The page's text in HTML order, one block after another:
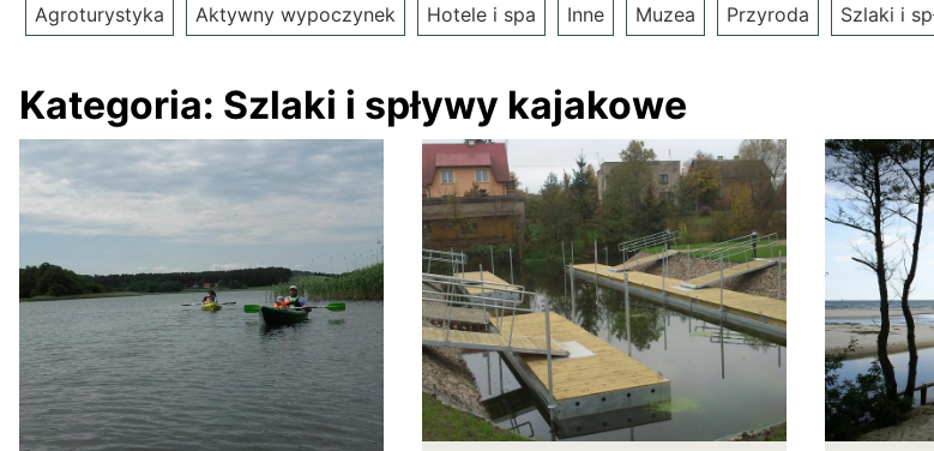
Agroturystyka Aktywny wypoczynek Hotele i spa Inne Muzea Przyroda Szlaki i
Kategoria: Szlaki i spływy kajakowe